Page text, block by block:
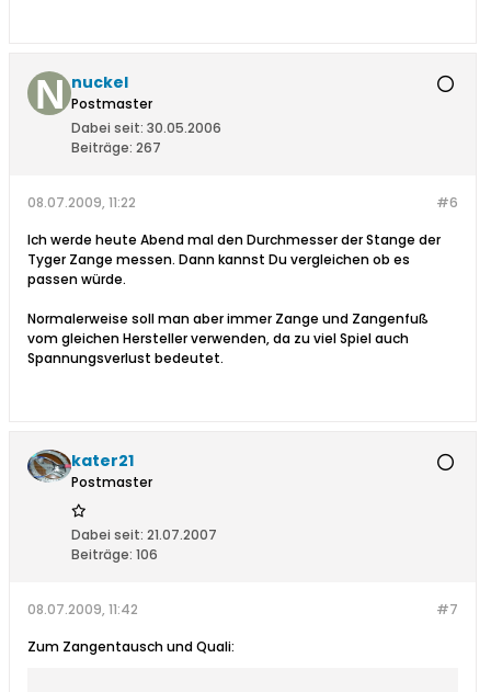
nuckel
Postmaster
Dabei seit: 30.05.2006
Beiträge: 267
#6
08.07.2009, 11:22
Ich werde heute Abend mal den Durchmesser der Stange der
Tyger Zange messen. Dann kannst Du vergleichen ob es
passen würde.
Normalerweise soll man aber immer Zange und Zangenfuß
vom gleichen Hersteller verwenden, da zu viel Spiel auch
Spannungsverlust bedeutet.
kater21
Postmaster
Dabei seit: 21.07.2007
Beiträge: 106
#7
08.07.2009, 11:42
Zum Zangentausch und Quali: